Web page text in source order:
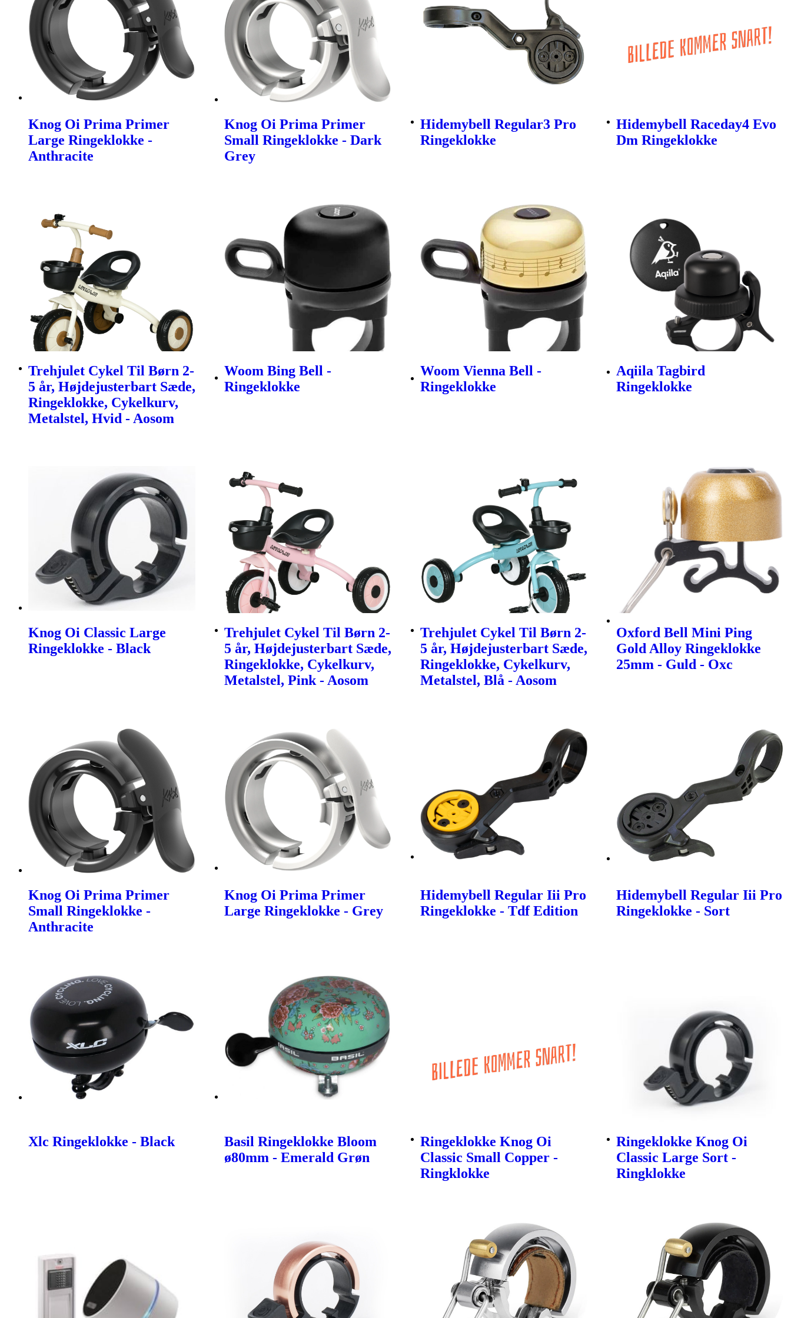
Knog Oi Prima Primer
Large Ringeklokke -
Anthracite
Knog Oi Prima Primer
Small Ringeklokke - Dark
Grey
Hidemybell Regular3 Pro
Ringeklokke
Hidemybell Raceday4 Evo
Dm Ringeklokke
Trehjulet Cykel Til Børn 2-
5 år, Højdejusterbart Sæde,
Ringeklokke, Cykelkurv,
Metalstel, Hvid - Aosom
Woom Bing Bell -
Ringeklokke
Woom Vienna Bell -
Ringeklokke
Aqiila Tagbird
Ringeklokke
Knog Oi Classic Large
Ringeklokke - Black
Trehjulet Cykel Til Børn 2-
5 år, Højdejusterbart Sæde,
Ringeklokke, Cykelkurv,
Metalstel, Pink - Aosom
Trehjulet Cykel Til Børn 2-
5 år, Højdejusterbart Sæde,
Ringeklokke, Cykelkurv,
Metalstel, Blå - Aosom
Oxford Bell Mini Ping
Gold Alloy Ringeklokke
25mm - Guld - Oxc
Knog Oi Prima Primer
Small Ringeklokke -
Anthracite
Knog Oi Prima Primer
Large Ringeklokke - Grey
Hidemybell Regular Iii Pro
Ringeklokke - Tdf Edition
Hidemybell Regular Iii Pro
Ringeklokke - Sort
Xlc Ringeklokke - Black
Basil Ringeklokke Bloom
ø80mm - Emerald Grøn
Ringeklokke Knog Oi
Classic Small Copper -
Ringklokke
Ringeklokke Knog Oi
Classic Large Sort -
Ringklokke